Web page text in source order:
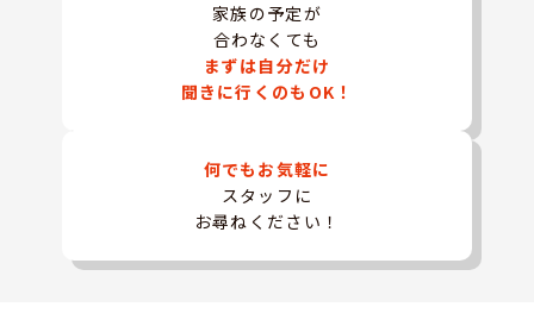
家族の予定が
合わなくても
まずは自分だけ
聞きに行くのもOK！
何でもお気軽に
スタッフに
お尋ねください！